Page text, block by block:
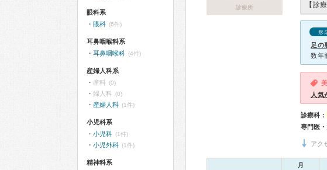
診療所
【診
形
足の
人気
診療科：
専門医・
アク
月
眼科系
眼科 (6件)
耳鼻咽喉科系
耳鼻咽喉科 (4件)
産婦人科系
産科 (0)
婦人科 (0)
産婦人科 (1件)
小児科系
小児科 (1件)
小児外科 (1件)
精神科系